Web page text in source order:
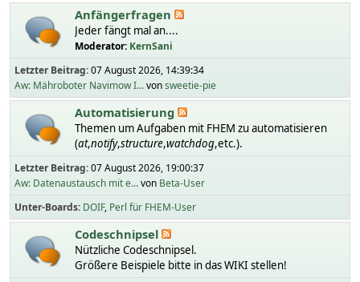
Anfängerfragen
Jeder fängt mal an....
Moderator: KernSani
Letzter Beitrag:07 August 2026, 14:39:34
Aw: Mähroboter Navimow I...vonsweetie-pie
Automatisierung
Themen um Aufgaben mit FHEM zu automatisieren
(at,notify,structure,watchdog,etc.).
Letzter Beitrag:07 August 2026, 19:00:37
Aw: Datenaustausch mit e...von Beta-User
Unter-Boards DOIF Perl für FHEM-User
Codeschnipsel
Nützliche Codeschnipsel.
Größere Beispiele bitte in das WIKI stellen!